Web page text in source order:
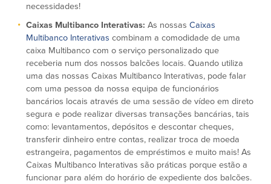
Comunidade
Community Reinvestment Act
educação
Donativos e patrocínios
Perguntas mais frequentes
Plimoth Investment
necessidades!
Caixas Multibanco Interativas: As nossasCaixas
Multibanco Interativas combinam a comodidade de uma
caixa Multibanco com o serviço personalizado que
receberia num dos nossos balcões locais. Quando utiliza
uma das nossas Caixas Multibanco Interativas, pode falar
com uma pessoa da nossa equipa de funcionários
bancários locais através de uma sessão de vídeo em direto
segura e pode realizar diversas transações bancárias, tais
como: levantamentos, depósitos e descontar cheques,
transferir dinheiro entre contas, realizar troca de moeda
estrangeira, pagamentos de empréstimos e muito mais! As
Caixas Multibanco Interativas são práticas porque estão a
funcionar para além do horário de expediente dos balcões.